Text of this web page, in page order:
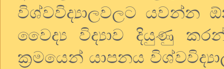
විශ්වවිද්‍යාලවලට යවන්න
වෛද්‍ය විද්‍යාව දියුණු
ක්‍රමයෙන් යාපනය